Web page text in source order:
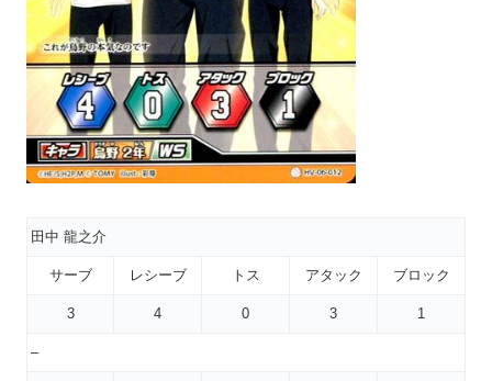
田中 龍之介
サーブ レシーブ トス アタック ブロック
3 4 0 3 1
–